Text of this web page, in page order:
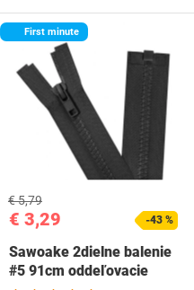
First minute
€ 3,29
€ 5,79
-43 %
Sawoake 2dielne balenie
#5 91cm oddeľovacie